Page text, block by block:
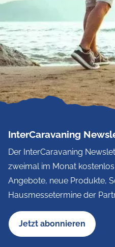
InterCaravaning
Der InterCaravaning
zweimal im Monat
Angebote, neue Produkte,
Hausmessetermine der
Jetzt abonnieren